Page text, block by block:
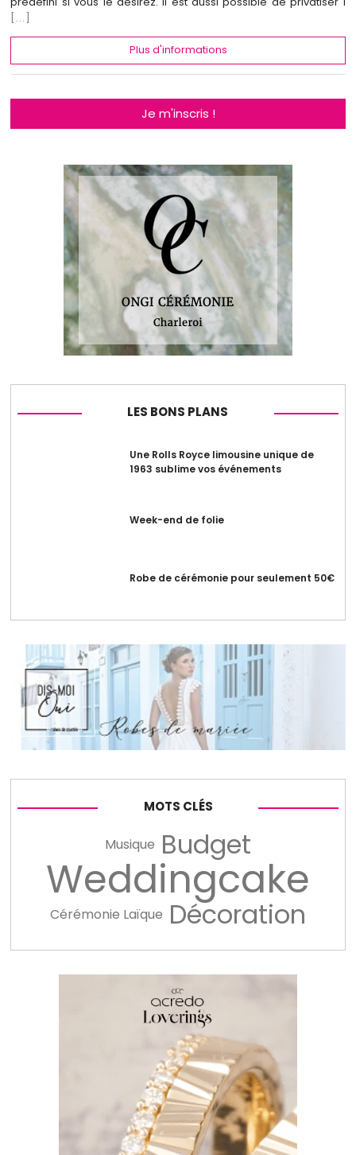
[...]
Plus d'informations
Je m'inscris !
LES BONS PLANS
Une Rolls Royce limousine unique de
1963 sublime vos événements
Week-end de folie
Robe de cérémonie pour seulement 50€
MOTS CLÉS
Musique Budget
Weddingcake
Cérémonie Laïque Décoration